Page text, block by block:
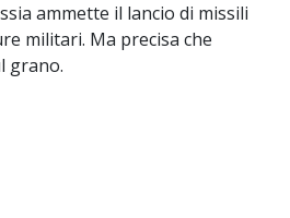
ammette il lancio di missili
militari. Ma precisa che
grano.